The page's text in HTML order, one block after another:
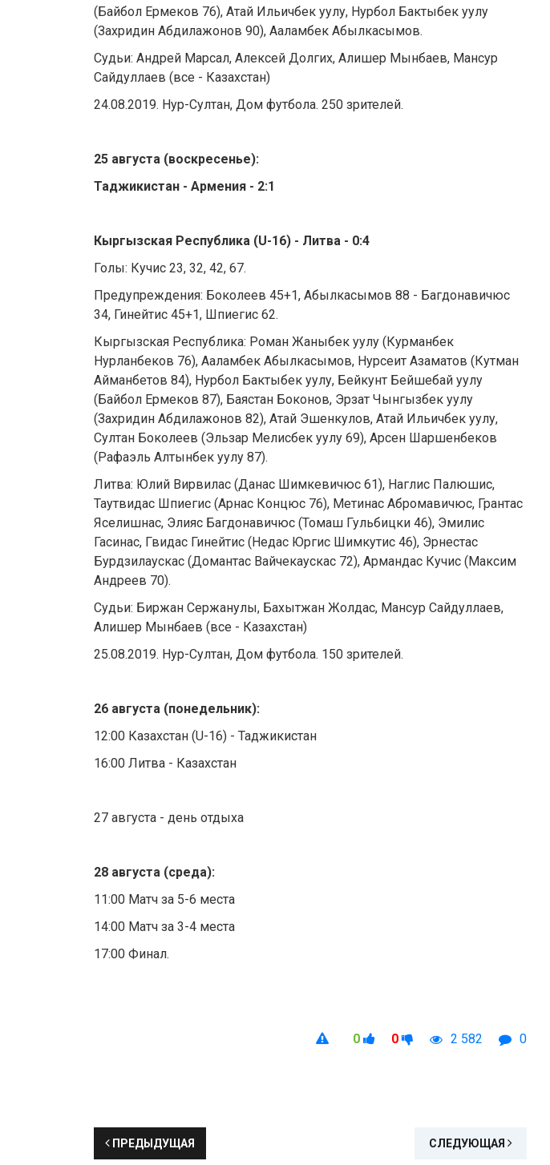
(Байбол Ермеков 76), Атай Ильичбек уулу, Нурбол Бактыбек уулу
(Захридин Абдилажонов 90), Ааламбек Абылкасымов.
Судьи: Андрей Марсал, Алексей Долгих, Алишер Мынбаев, Мансур
Сайдуллаев (все - Казахстан)
24.08.2019. Нур-Султан, Дом футбола. 250 зрителей.
25 августа (воскресенье):
Таджикистан - Армения - 2:1
Кыргызская Республика (U-16) - Литва - 0:4
Голы: Кучис 23, 32, 42, 67.
Предупреждения: Боколеев 45+1, Абылкасымов 88 - Багдонавичюс
34, Гинейтис 45+1, Шпиегис 62.
Кыргызская Республика: Роман Жаныбек уулу (Курманбек
Нурланбеков 76), Ааламбек Абылкасымов, Нурсеит Азаматов (Кутман
Айманбетов 84), Нурбол Бактыбек уулу, Бейкунт Бейшебай уулу
(Байбол Ермеков 87), Баястан Боконов, Эрзат Чынгызбек уулу
(Захридин Абдилажонов 82), Атай Эшенкулов, Атай Ильичбек уулу,
Султан Боколеев (Эльзар Мелисбек уулу 69), Арсен Шаршенбеков
(Рафаэль Алтынбек уулу 87).
Литва: Юлий Вирвилас (Данас Шимкевичюс 61), Наглис Палюшис,
Таутвидас Шпиегис (Арнас Концюс 76), Метинас Абромавичюс, Грантас
Яселишнас, Элияс Багдонавичюс (Томаш Гульбицки 46), Эмилис
Гасинас, Гвидас Гинейтис (Недас Юргис Шимкутис 46), Эрнестас
Бурдзилаускас (Домантас Вайчекаускас 72), Армандас Кучис (Максим
Андреев 70).
Судьи: Биржан Сержанулы, Бахытжан Жолдас, Мансур Сайдуллаев,
Алишер Мынбаев (все - Казахстан)
25.08.2019. Нур-Султан, Дом футбола. 150 зрителей.
26 августа (понедельник):
12:00 Казахстан (U-16) - Таджикистан
16:00 Литва - Казахстан
27 августа - день отдыха
28 августа (среда):
11:00 Матч за 5-6 места
14:00 Матч за 3-4 места
17:00 Финал.
0 0 2 582 0
ПРЕДЫДУЩАЯ СЛЕДУЮЩАЯ